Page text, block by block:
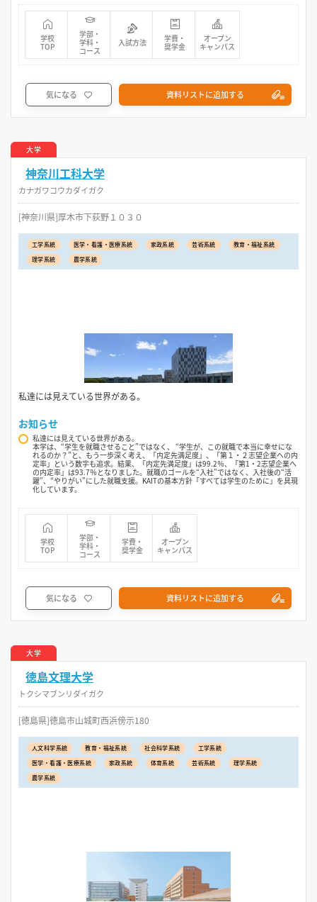
学校
TOP
学部・
学科・
コース
入試方法
学費・
奨学金
オープン
キャンパス
気になる 資料リストに追加する
大学
神奈川工科大学
カナガワコウカダイガク
[神奈川県]厚木市下荻野１０３０
工学系統 医学・看護・医療系統 家政系統 芸術系統
教育・福祉系統
理学系統
農学系統
私達には見えている世界がある。
お知らせ
私達には見えている世界がある。
本学は、“学生を就職させること”ではなく、 “学生が、この就職で本当に幸せにな
れるのか？”と、もう一歩深く考え、「内定先満足度」、「第１・２志望企業への内
定率」という数字も追求。結果、「内定先満足度」は99.2％、「第1・2志望企業へ
の内定率」は93.7％となりました。就職のゴールを“入社”ではなく、入社後の“活
躍”、“やりがい”にした就職支援。KAITの基本方針「すべては学生のために」を具現
化しています。
学校
TOP
学部・
学科・
コース
学費・
奨学金
オープン
キャンパス
気になる 資料リストに追加する
大学
徳島文理大学
トクシマブンリダイガク
[徳島県]徳島市山城町西浜傍示180
人文科学系統 教育・福祉系統 社会科学系統
工学系統
医学・看護・医療系統
家政系統 体育系統 芸術系統
理学系統
農学系統